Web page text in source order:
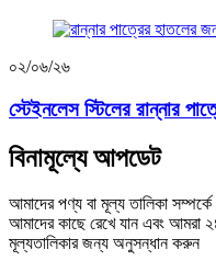
০২/০৬/২৬
স্টেইনলেস স্টিলের রান্নার
বিনামূল্যে আপডেট
আমাদের পণ্য বা মূল্য তালিকা
আমাদের কাছে রেখে যান এবং আমরা
মূল্যতালিকার জন্য অনুসন্ধান করুন